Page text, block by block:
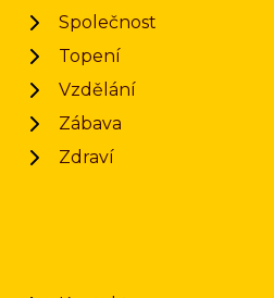
Společnost
Topení
Vzdělání
Zábava
Zdraví